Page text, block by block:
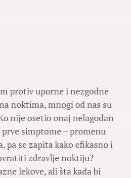
protiv uporne i nezgodne
noktima, mnogi od nas su
nije osetio onaj nelagodan
simptome – promenu
pa se zapita kako efikasno i
zdravlje noktiju?
lekove, ali šta kada bi